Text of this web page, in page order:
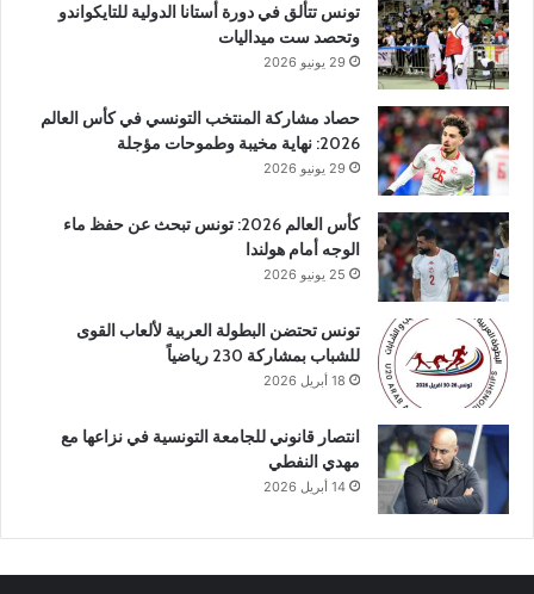
تونس تتألق في دورة أستانا الدولية للتايكواندو
وتحصد ست ميداليات
29 يونيو 2026
حصاد مشاركة المنتخب التونسي في كأس العالم
2026: نهاية مخيبة وطموحات مؤجلة
29 يونيو 2026
كأس العالم 2026: تونس تبحث عن حفظ ماء
الوجه أمام هولندا
25 يونيو 2026
تونس تحتضن البطولة العربية لألعاب القوى
للشباب بمشاركة 230 رياضياً
18 أبريل 2026
انتصار قانوني للجامعة التونسية في نزاعها مع
مهدي النفطي
14 أبريل 2026